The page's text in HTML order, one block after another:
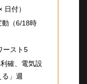
付）
（6/18時
ースト5
確、電気設
」週